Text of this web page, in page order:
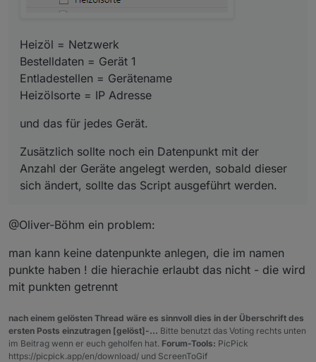
Heizöl = Netzwerk
Bestelldaten = Gerät 1
Entladestellen = Gerätename
Heizölsorte = IP Adresse
und das für jedes Gerät.
Zusätzlich sollte noch ein Datenpunkt mit der
Anzahl der Geräte angelegt werden, sobald dieser
sich ändert, sollte das Script ausgeführt werden.
@Oliver-Böhm ein problem:
man kann keine datenpunkte anlegen, die im namen
punkte haben ! die hierachie erlaubt das nicht - die wird
mit punkten getrennt
nach einem gelösten Thread wäre es sinnvoll dies in der Überschrift des
ersten Posts einzutragen [gelöst]-... Bitte benutzt das Voting rechts unten
im Beitrag wenn er euch geholfen hat. Forum-Tools: PicPick
https://picpick.app/en/download/ und ScreenToGif